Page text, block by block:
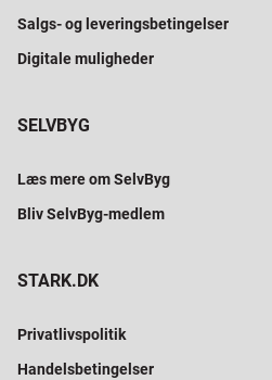
Salgs- og leveringsbetingelser
Digitale muligheder
SELVBYG
Læs mere om SelvByg
Bliv SelvByg-medlem
STARK.DK
Privatlivspolitik
Handelsbetingelser